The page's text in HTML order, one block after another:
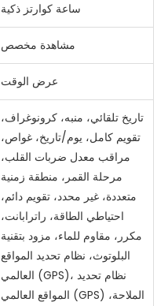
ساعة كوارتز ذكية
مشاهدة مخصص
عرض الوقت
تاريخ تلقائي، منبه، كرونوغراف،
تقويم كامل، يوم/تاريخ، غواص،
مراقب معدل ضربات القلب،
مرحلة القمر، منطقة زمنية
متعددة، غير محدد، تقويم دائم،
احتياطي الطاقة، راترابانت،
مكرر، مقاوم للماء، مزود بتقنية
البلوتوث، نظام تحديد المواقع
العالمي (GPS)، نظام تحديد
المواقع العالمي (GPS) الملاحة،